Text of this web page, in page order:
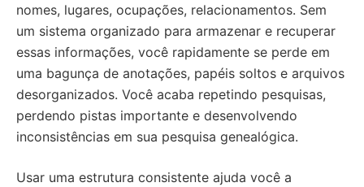
nomes, lugares, ocupações, relacionamentos. Sem
um sistema organizado para armazenar e recuperar
essas informações, você rapidamente se perde em
uma bagunça de anotações, papéis soltos e arquivos
desorganizados. Você acaba repetindo pesquisas,
perdendo pistas importante e desenvolvendo
inconsistências em sua pesquisa genealógica.
Usar uma estrutura consistente ajuda você a